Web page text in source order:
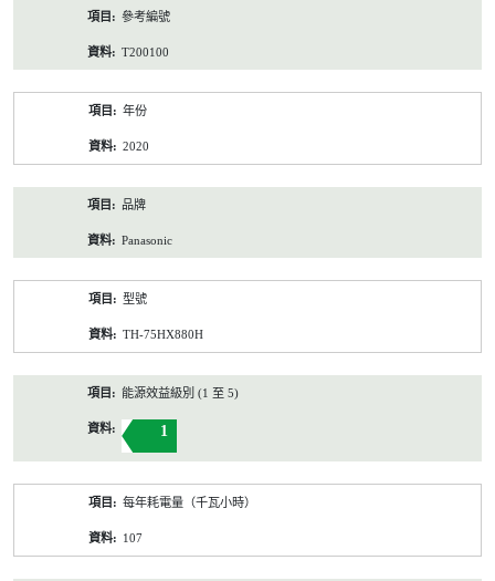
參考編號
T200100
年份
2020
品牌
Panasonic
型號
TH-75HX880H
能源效益級別 (1 至 5)
1
每年耗電量（千瓦小時）
107